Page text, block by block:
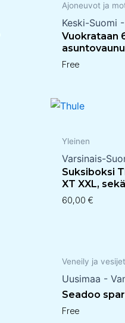
Ajoneuvot ja
Keski-Suomi
Vuokrataan
asuntovaunu
Free
Yleinen
Varsinais-
Suksiboksi
XT XXL,
60,00 €
Veneily ja
Uusimaa -
Seadoo
Free